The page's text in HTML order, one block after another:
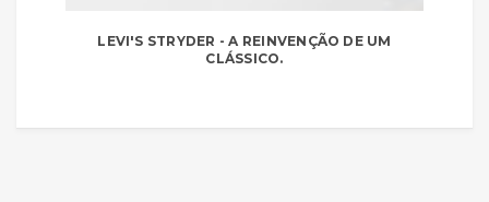
LEVI'S STRYDER - A REINVENÇÃO DE UM
CLÁSSICO.